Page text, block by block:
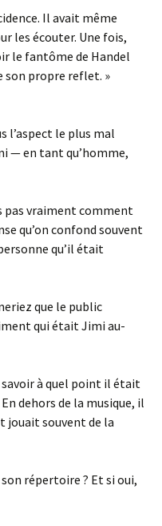
Il avait même
les écouter. Une fois,
le fantôme de Handel
son propre reflet. »
l’aspect le plus mal
— en tant qu’homme,
pas vraiment comment
qu’on confond souvent
qu’il était
que le public
qui était Jimi au-
savoir à quel point il était
dehors de la musique, il
jouait souvent de la
répertoire ? Et si oui,